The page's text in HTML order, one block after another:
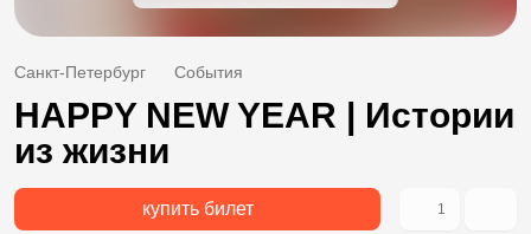
Санкт-Петербург События
HAPPY NEW YEAR | Истории
из жизни
купить билет 1